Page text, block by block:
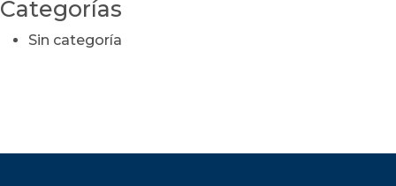
Categorías
Sin categoría